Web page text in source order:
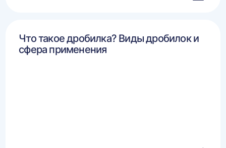
Что такое дробилка? Виды дробилок и
сфера применения